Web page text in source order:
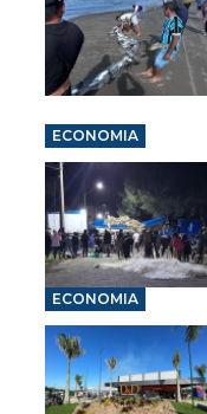
ECONOMIA
ECONOMIA